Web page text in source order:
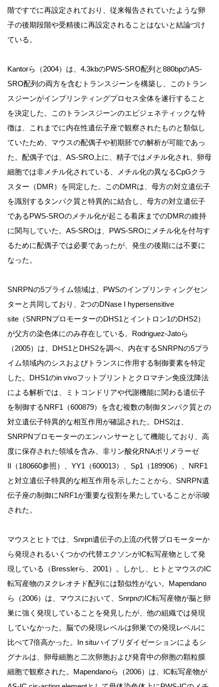
階ですでに再設定されており、従来報告されていたような卵
子の後期段階や受精後に再設定されることはないと結論づけ
ている。
Kantorら（2004）は、4.3kbのPWS-SRO配列と880bpのAS-
SRO配列の両方を含むトランスジーンを構築し、このトラン
スジーンがインプリンティングプロセス全体を遂行すること
を決定した。このトランスジーンのエピジェネティックな特
徴は、これまでに内在性遺伝子座で観察されたものと類似し
ていたため、マウスの配偶子や初期胚での解析が可能であっ
た。配偶子では、AS-SRO上に、精子ではメチル化され、卵母
細胞では非メチル化されている、メチル化の異なるCpGクラ
スター（DMR）を同定した。このDMRは、母方の対立遺伝子
を識別するタンパク質と特異的に結合し、母方の対立遺伝子
であるPWS-SROのメチル化が起こる着床までのDMRの維持
に関与していた。AS-SROは、PWS-SROにメチル化を付与す
るために配偶子では必要であったが、発生の後期には不要に
なった。
SNRPNの5プライム領域は、PWSのインプリンティングセン
ターと共同しており、2つのDNase I hypersensitive
site（SNRPNプロモーターのDHS1とイントロン1のDHS2）
が父方の染色体にのみ存在している。Rodriguez-Jatoら
（2005）は、DHS1とDHS2を調べ、内在するSNRPNの5プラ
イム領域内のシスおよびトランスに作用する制御要素を特定
した。DHS1のin vivoフットプリントとクロマチン免疫沈降法
による解析では、ミトコンドリアや代謝機能に関わる遺伝子
を制御するNRF1（600879）を含む複数の制御タンパク質との
対立遺伝子特異的な相互作用が確認された。DHS2は、
SNRPNプロモーターのエンハンサーとして機能しており、高
度に保存された領域を含み、非リン酸化RNAポリメラーゼ
II（180660参照）、YY1（600013）、Sp1（189906）、NRF1
と対立遺伝子特異的な相互作用を示したことから、SNRPN遺
伝子座の制御にNRF1が重要な役割を果たしていることが示唆
された。
マウスとヒトでは、Snrpn遺伝子の上流の代替プロモーターか
ら発現されるいくつかの代替エクソンがIC転写産物として発
現している（Bresslerら、2001）。しかし、ヒトとマウスのIC
転写産物のヌクレオチド配列には類似性がない。Mapendano
ら（2006）は、マウスにおいて、SnrpnのIC転写産物が脳と卵
巣に強く発現していることを発見したが、他の組織では発現
していなかった。脳での発現レベルは卵巣での発現レベルに
比べて7倍高かった。In situハイブリダイゼーションによるシ
グナルは、卵母細胞と二次卵胞および発育中の卵胞の顆粒膜
細胞で観察された。Mapendanoら（2006）は、IC転写産物が